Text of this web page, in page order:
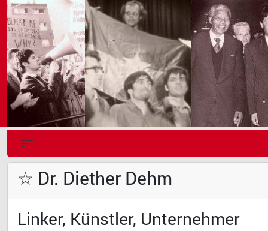
☆ Dr. Diether Dehm
Linker, Künstler, Unternehmer